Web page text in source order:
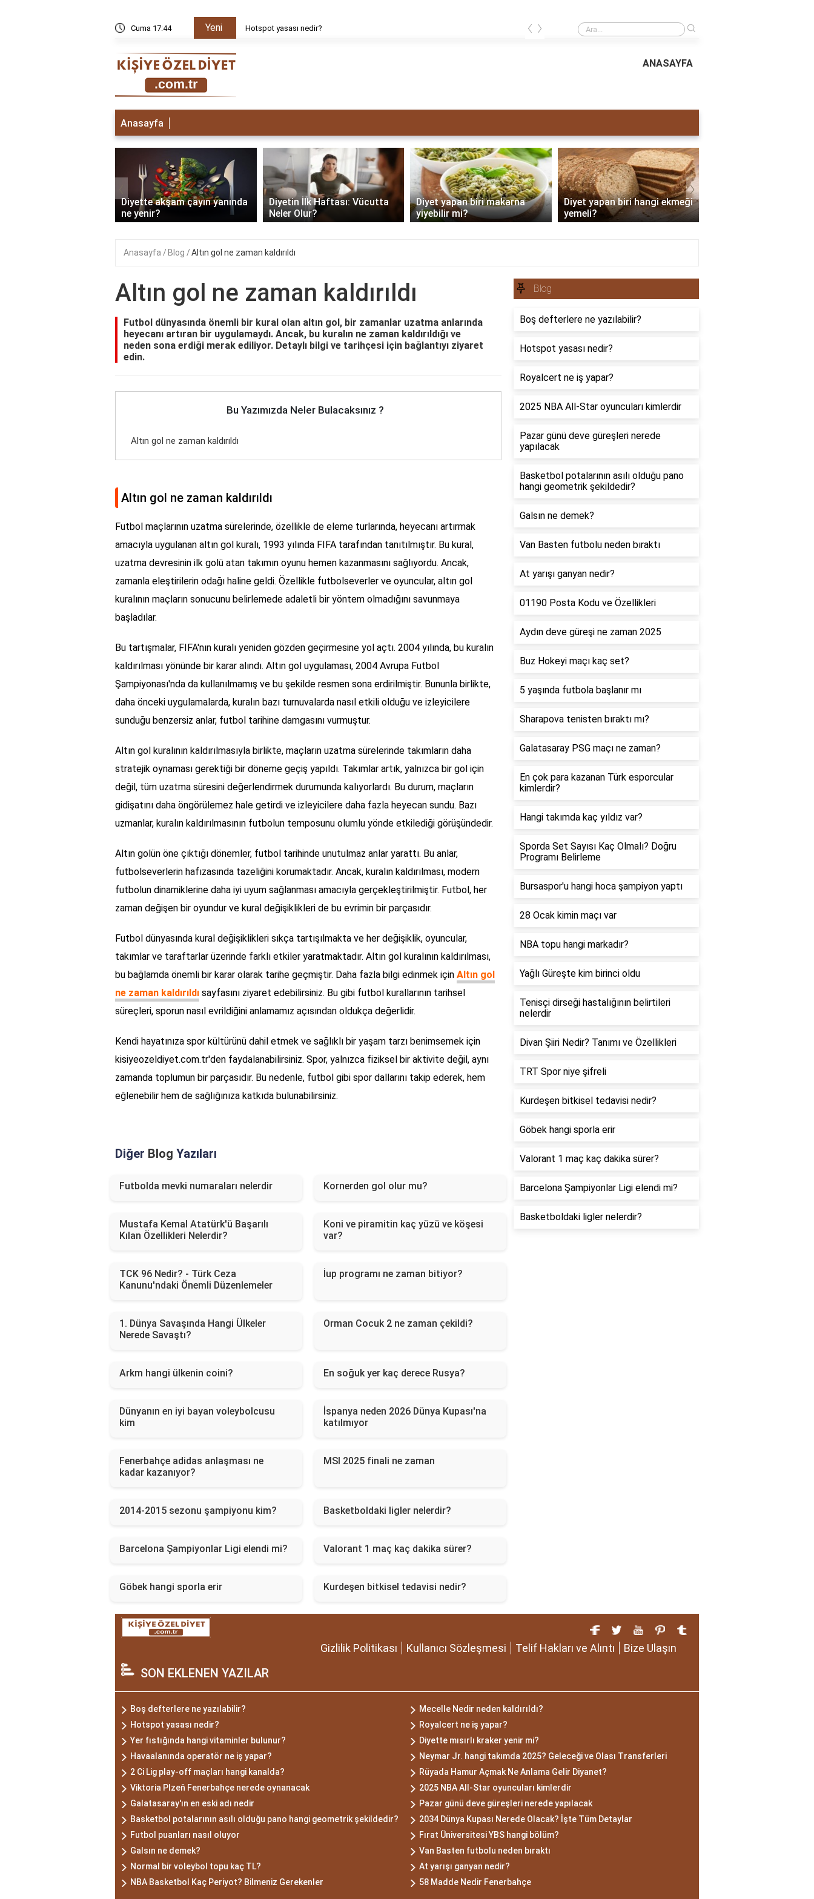
Cuma 17:44 Yeni Hotspot yasası nedir? Hotspot yasası nedir?
‹ ›
ANASAYFA
Anasayfa
Diyette akşam çayın yanında
ne yenir?
Diyetin İlk Haftası: Vücutta
Neler Olur?
Diyet yapan biri makarna
yiyebilir mi?
Diyet yapan biri hangi ekmeği
yemeli?
›
Anasayfa Blog Altın gol ne zaman kaldırıldı
Altın gol ne zaman kaldırıldı
Futbol dünyasında önemli bir kural olan altın gol, bir zamanlar uzatma anlarında
heyecanı artıran bir uygulamaydı. Ancak, bu kuralın ne zaman kaldırıldığı ve
neden sona erdiği merak ediliyor. Detaylı bilgi ve tarihçesi için bağlantıyı ziyaret
edin.
Bu Yazımızda Neler Bulacaksınız ?
Altın gol ne zaman kaldırıldı
Altın gol ne zaman kaldırıldı
Futbol maçlarının uzatma sürelerinde, özellikle de eleme turlarında, heyecanı artırmak
amacıyla uygulanan altın gol kuralı, 1993 yılında FIFA tarafından tanıtılmıştır. Bu kural,
uzatma devresinin ilk golü atan takımın oyunu hemen kazanmasını sağlıyordu. Ancak,
zamanla eleştirilerin odağı haline geldi. Özellikle futbolseverler ve oyuncular, altın gol
kuralının maçların sonucunu belirlemede adaletli bir yöntem olmadığını savunmaya
başladılar.
Bu tartışmalar, FIFA'nın kuralı yeniden gözden geçirmesine yol açtı. 2004 yılında, bu kuralın
kaldırılması yönünde bir karar alındı. Altın gol uygulaması, 2004 Avrupa Futbol
Şampiyonası'nda da kullanılmamış ve bu şekilde resmen sona erdirilmiştir. Bununla birlikte,
daha önceki uygulamalarda, kuralın bazı turnuvalarda nasıl etkili olduğu ve izleyicilere
sunduğu benzersiz anlar, futbol tarihine damgasını vurmuştur.
Altın gol kuralının kaldırılmasıyla birlikte, maçların uzatma sürelerinde takımların daha
stratejik oynaması gerektiği bir döneme geçiş yapıldı. Takımlar artık, yalnızca bir gol için
değil, tüm uzatma süresini değerlendirmek durumunda kalıyorlardı. Bu durum, maçların
gidişatını daha öngörülemez hale getirdi ve izleyicilere daha fazla heyecan sundu. Bazı
uzmanlar, kuralın kaldırılmasının futbolun temposunu olumlu yönde etkilediği görüşündedir.
Altın golün öne çıktığı dönemler, futbol tarihinde unutulmaz anlar yarattı. Bu anlar,
futbolseverlerin hafızasında tazeliğini korumaktadır. Ancak, kuralın kaldırılması, modern
futbolun dinamiklerine daha iyi uyum sağlanması amacıyla gerçekleştirilmiştir. Futbol, her
zaman değişen bir oyundur ve kural değişiklikleri de bu evrimin bir parçasıdır.
Futbol dünyasında kural değişiklikleri sıkça tartışılmakta ve her değişiklik, oyuncular,
takımlar ve taraftarlar üzerinde farklı etkiler yaratmaktadır. Altın gol kuralının kaldırılması,
bu bağlamda önemli bir karar olarak tarihe geçmiştir. Daha fazla bilgi edinmek için Altın gol
ne zaman kaldırıldı sayfasını ziyaret edebilirsiniz. Bu gibi futbol kurallarının tarihsel
süreçleri, sporun nasıl evrildiğini anlamamız açısından oldukça değerlidir.
Kendi hayatınıza spor kültürünü dahil etmek ve sağlıklı bir yaşam tarzı benimsemek için
kisiyeozeldiyet.com.tr'den faydalanabilirsiniz. Spor, yalnızca fiziksel bir aktivite değil, aynı
zamanda toplumun bir parçasıdır. Bu nedenle, futbol gibi spor dallarını takip ederek, hem
eğlenebilir hem de sağlığınıza katkıda bulunabilirsiniz.
Diğer Blog Yazıları
Futbolda mevki numaraları nelerdir Kornerden gol olur mu?
Mustafa Kemal Atatürk'ü Başarılı
Kılan Özellikleri Nelerdir?
Koni ve piramitin kaç yüzü ve köşesi
var?
TCK 96 Nedir? - Türk Ceza
Kanunu'ndaki Önemli Düzenlemeler
İup programı ne zaman bitiyor?
1. Dünya Savaşında Hangi Ülkeler
Nerede Savaştı?
Orman Cocuk 2 ne zaman çekildi?
Arkm hangi ülkenin coini? En soğuk yer kaç derece Rusya?
Dünyanın en iyi bayan voleybolcusu
kim
İspanya neden 2026 Dünya Kupası'na
katılmıyor
Fenerbahçe adidas anlaşması ne
kadar kazanıyor?
MSI 2025 finali ne zaman
2014-2015 sezonu şampiyonu kim? Basketboldaki ligler nelerdir?
Barcelona Şampiyonlar Ligi elendi mi? Valorant 1 maç kaç dakika sürer?
Göbek hangi sporla erir Kurdeşen bitkisel tedavisi nedir?
Blog
Boş defterlere ne yazılabilir?
Hotspot yasası nedir?
Royalcert ne iş yapar?
2025 NBA All-Star oyuncuları kimlerdir
Pazar günü deve güreşleri nerede
yapılacak
Basketbol potalarının asılı olduğu pano
hangi geometrik şekildedir?
Galsın ne demek?
Van Basten futbolu neden bıraktı
At yarışı ganyan nedir?
01190 Posta Kodu ve Özellikleri
Aydın deve güreşi ne zaman 2025
Buz Hokeyi maçı kaç set?
5 yaşında futbola başlanır mı
Sharapova tenisten bıraktı mı?
Galatasaray PSG maçı ne zaman?
En çok para kazanan Türk esporcular
kimlerdir?
Hangi takımda kaç yıldız var?
Sporda Set Sayısı Kaç Olmalı? Doğru
Programı Belirleme
Bursaspor'u hangi hoca şampiyon yaptı
28 Ocak kimin maçı var
NBA topu hangi markadır?
Yağlı Güreşte kim birinci oldu
Tenisçi dirseği hastalığının belirtileri
nelerdir
Divan Şiiri Nedir? Tanımı ve Özellikleri
TRT Spor niye şifreli
Kurdeşen bitkisel tedavisi nedir?
Göbek hangi sporla erir
Valorant 1 maç kaç dakika sürer?
Barcelona Şampiyonlar Ligi elendi mi?
Basketboldaki ligler nelerdir?
Gizlilik Politikası Kullanıcı Sözleşmesi Telif Hakları ve Alıntı Bize Ulaşın
SON EKLENEN YAZILAR
Boş defterlere ne yazılabilir?
Mecelle Nedir neden kaldırıldı?
Hotspot yasası nedir?
Royalcert ne iş yapar?
Yer fıstığında hangi vitaminler bulunur?
Diyette mısırlı kraker yenir mi?
Havaalanında operatör ne iş yapar?
Neymar Jr. hangi takımda 2025? Geleceği ve Olası Transferleri
2 Ci Lig play-off maçları hangi kanalda?
Rüyada Hamur Açmak Ne Anlama Gelir Diyanet?
Viktoria Plzeň Fenerbahçe nerede oynanacak
2025 NBA All-Star oyuncuları kimlerdir
Galatasaray'ın en eski adı nedir
Pazar günü deve güreşleri nerede yapılacak
Basketbol potalarının asılı olduğu pano hangi geometrik şekildedir?
2034 Dünya Kupası Nerede Olacak? İşte Tüm Detaylar
Futbol puanları nasıl oluyor
Fırat Üniversitesi YBS hangi bölüm?
Galsın ne demek?
Van Basten futbolu neden bıraktı
Normal bir voleybol topu kaç TL?
At yarışı ganyan nedir?
NBA Basketbol Kaç Periyot? Bilmeniz Gerekenler
58 Madde Nedir Fenerbahçe